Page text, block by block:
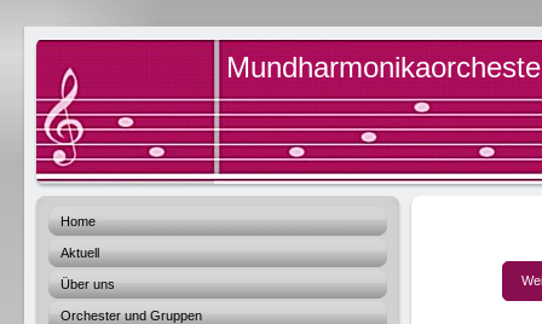
Home
Aktuell
Über uns
Orchester und Gruppen